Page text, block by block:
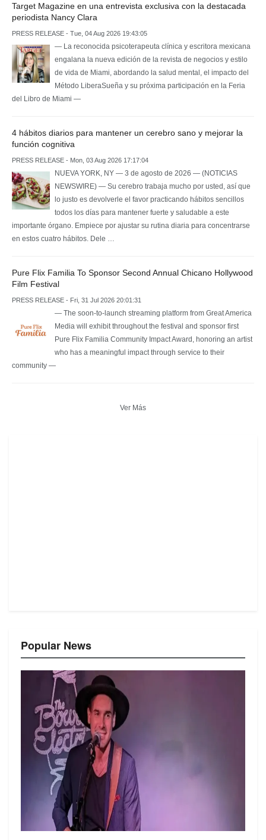
Target Magazine en una entrevista exclusiva con la destacada
periodista Nancy Clara
PRESS RELEASE - Tue, 04 Aug 2026 19:43:05
— La reconocida psicoterapeuta clínica y escritora mexicana
engalana la nueva edición de la revista de negocios y estilo
de vida de Miami, abordando la salud mental, el impacto del
Método LiberaSueña y su próxima participación en la Feria
del Libro de Miami —
4 hábitos diarios para mantener un cerebro sano y mejorar la
función cognitiva
PRESS RELEASE - Mon, 03 Aug 2026 17:17:04
NUEVA YORK, NY — 3 de agosto de 2026 — (NOTICIAS
NEWSWIRE) — Su cerebro trabaja mucho por usted, así que
lo justo es devolverle el favor practicando hábitos sencillos
todos los días para mantener fuerte y saludable a este
importante órgano. Empiece por ajustar su rutina diaria para concentrarse
en estos cuatro hábitos. Dele …
Pure Flix Familia To Sponsor Second Annual Chicano Hollywood
Film Festival
PRESS RELEASE - Fri, 31 Jul 2026 20:01:31
— The soon-to-launch streaming platform from Great America
Media will exhibit throughout the festival and sponsor first
Pure Flix Familia Community Impact Award, honoring an artist
who has a meaningful impact through service to their
community —
Ver Más
Popular News